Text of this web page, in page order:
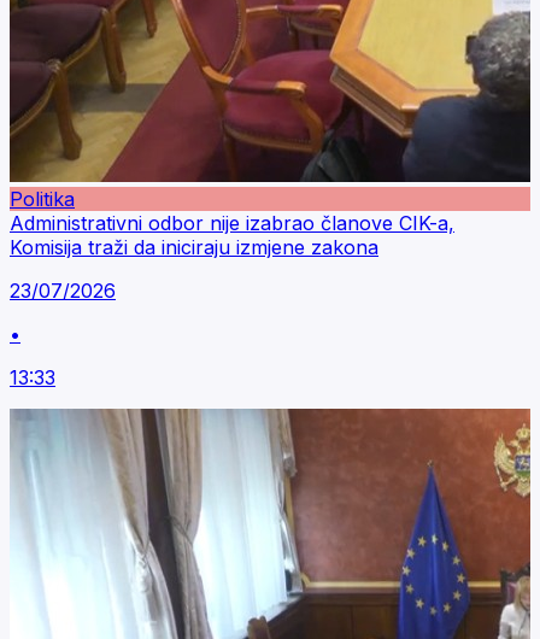
Politika
Administrativni odbor nije izabrao članove CIK-a,
Komisija traži da iniciraju izmjene zakona
23/07/2026
•
13:33